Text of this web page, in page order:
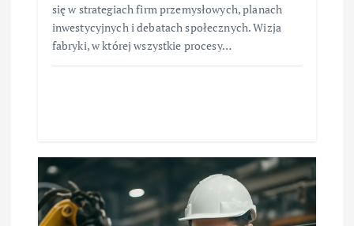
się w strategiach firm przemysłowych, planach
inwestycyjnych i debatach społecznych. Wizja
fabryki, w której wszystkie procesy…